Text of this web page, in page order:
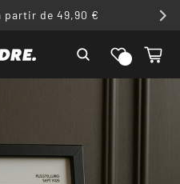
de 49,90 €
Liste de
souhaits
Panier